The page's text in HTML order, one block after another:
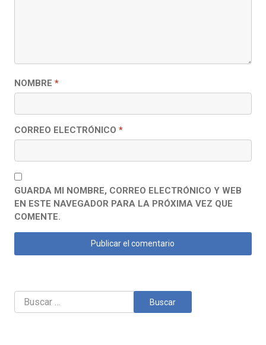
NOMBRE *
CORREO ELECTRÓNICO *
GUARDA MI NOMBRE, CORREO ELECTRÓNICO Y WEB
EN ESTE NAVEGADOR PARA LA PRÓXIMA VEZ QUE
COMENTE.
Buscar: